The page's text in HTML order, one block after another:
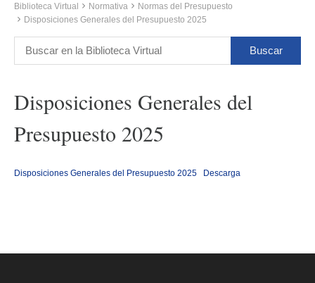
Biblioteca Virtual Normativa
Normas del Presupuesto
Disposiciones Generales del Presupuesto 2025
Disposiciones Generales del
Presupuesto 2025
Disposiciones Generales del Presupuesto 2025 Descarga